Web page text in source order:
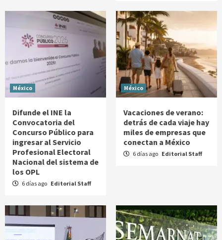
México
Difunde el INE la
Convocatoria del
Concurso Público para
ingresar al Servicio
Profesional Electoral
Nacional del sistema de
los OPL
6 días ago Editorial Staff
México
Vacaciones de verano:
detrás de cada viaje hay
miles de empresas que
conectan a México
6 días ago Editorial Staff